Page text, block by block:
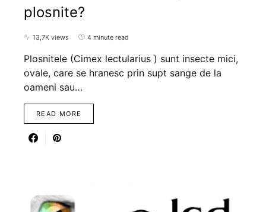
plosnite?
13,7K views 4 minute read
Plosnitele (Cimex lectularius ) sunt insecte mici,
ovale, care se hranesc prin supt sange de la
oameni sau…
READ MORE